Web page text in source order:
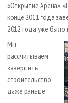
«Открытие Арена».
конце 2011 года
2012 года уже было
Мы
рассчитываем
завершить
строительство
даже раньше